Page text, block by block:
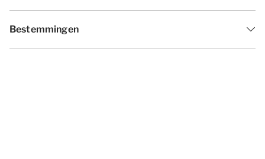
Bestemmingen